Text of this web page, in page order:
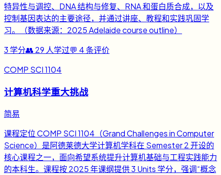
特异性与调控、DNA 结构与修复、RNA 和蛋白质合成，以及
控制基因表达的主要途径，并通过讲座、教程和实践巩固学
习。（数据来源：2025 Adelaide course outline）
3 学分👥 29 人学过💬 4条评价
COMP SCI 1104
计算机科学重大挑战
简易
课程定位 COMP SCI 1104（Grand Challenges in Computer
Science）是阿德莱德大学计算机学科在 Semester 2 开设的
核心课程之一，面向希望系统提升计算机基础与工程实践能力
的本科生。课程按 2025 年课纲提供 3 Units 学分，强调“概念